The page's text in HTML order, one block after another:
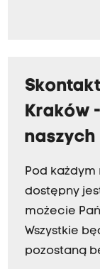
Kraków
naszych
Pod
dostępny
możecie
Wszystkie
pozostaną